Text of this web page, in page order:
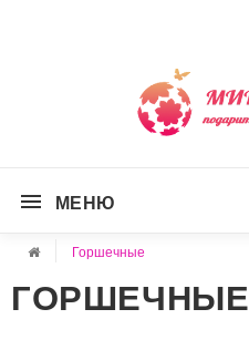
МЕНЮ
Горшечные
ГОРШЕЧНЫЕ